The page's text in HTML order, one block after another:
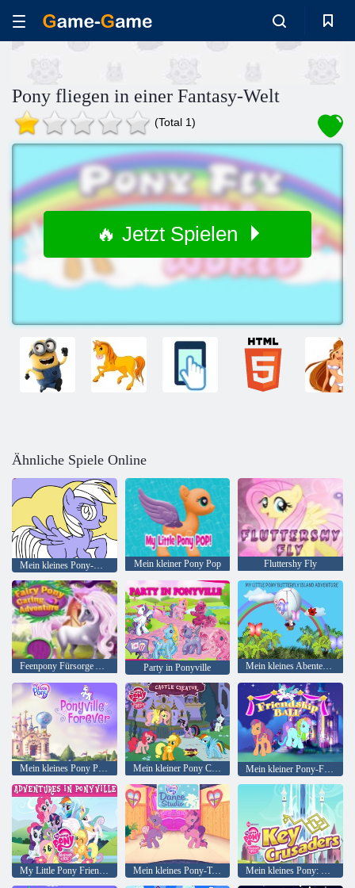
Pony fliegen in einer Fantasy-Welt
(Total 1)
🔥 Jetzt Spielen
Ähnliche Spiele Online
Mein kleines Pony-Malbuch Mein kleiner Pony Pop Fluttershy Fly
Feenpony Fürsorge Abenteuer Party in Ponyville Mein kleines Abenteuer von Pony Butterfly Island
Mein kleines Pony Ponyville für immer Mein kleiner Pony Castle-Schöpfer Mein kleiner Pony-Freundschaftsball
My Little Pony Friendship Magic Adventures in Ponyville Mein kleines Pony-Tanzstudio Mein kleines Pony: Schlüsselkreuzfahrer